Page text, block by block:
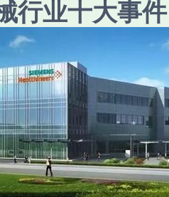
行业十大事